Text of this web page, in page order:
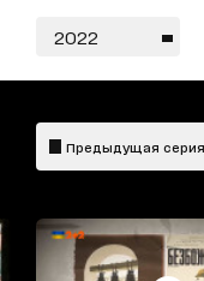
2022
Предыдущая серия